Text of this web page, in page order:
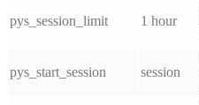
pys_session_limit 1 hour
pys_start_session session